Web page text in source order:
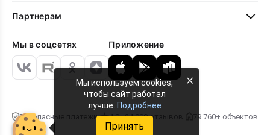
Партнерам
Мы в соцсетях Приложение
Безопасные платежи 4.8 · 24 000 отзывов 79 760+ объектов
Мы используем cookies,
чтобы сайт работал
лучше. Подробнее
×
Принять